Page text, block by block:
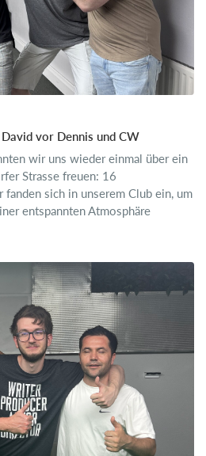
vor Dennis und CW
wir uns wieder einmal über ein
Strasse freuen: 16
sich in unserem Club ein, um
entspannten Atmosphäre